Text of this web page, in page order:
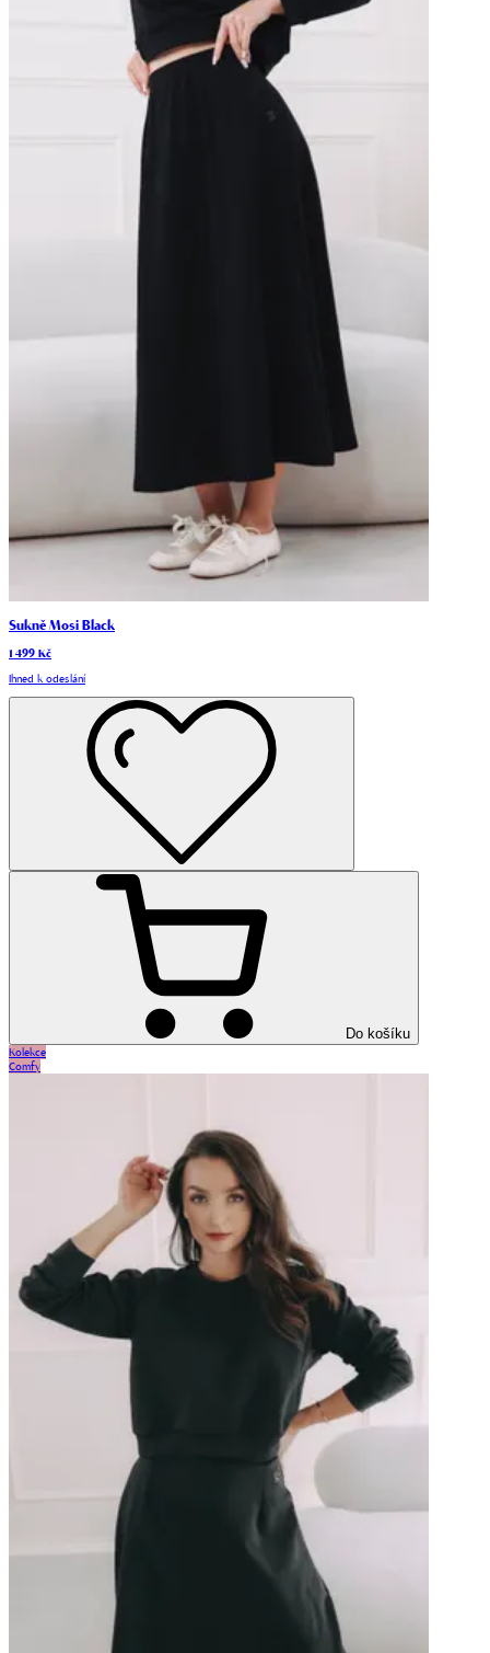
Sukně Mosi Black
1 499 Kč
Ihned k odeslání
Do košíku
Kolekce
Comfy